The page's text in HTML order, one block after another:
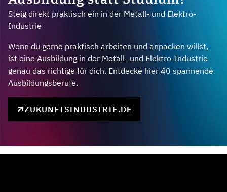
Steig direkt praktisch ein in der Metall- und Elektro-
Industrie
Wenn du gerne praktisch arbeiten und anpacken willst,
ist eine Ausbildung in der Metall- und Elektro-Industrie
genau das richtige für dich. Entdecke hier 40 spannende
Ausbildungsberufe.
ZUKUNFTSINDUSTRIE.DE